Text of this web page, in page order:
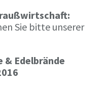
Sie bitte unserer
& Edelbrände